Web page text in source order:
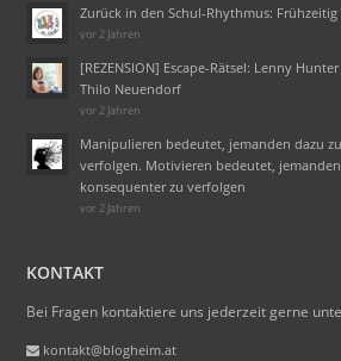
Zurück in den Schul-Rhythmus:
vor 2 Jahren
[REZENSION] Escape-Rätsel: Lenny
Thilo Neuendorf
vor 2 Jahren
Manipulieren bedeutet, jemanden dazu
verfolgen. Motivieren bedeutet,
konsequenter zu verfolgen
vor 2 Jahren
KONTAKT
Bei Fragen kontaktiere uns jederzeit gerne
kontakt@blogheim.at